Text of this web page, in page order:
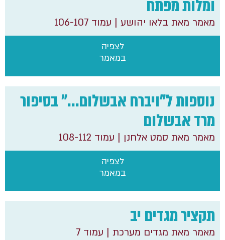
לצפיה
במאמר
ומלות מפתח
מאמר מאת בלאו יהושע | עמוד 106-107
לצפיה
במאמר
נוספות ל"ויברח אבשלום…" בסיפור
מרד אבשלום
מאמר מאת סמט אלחנן | עמוד 108-112
תקציר מגדים יב
מאמר מאת מגדים מערכת | עמוד 7